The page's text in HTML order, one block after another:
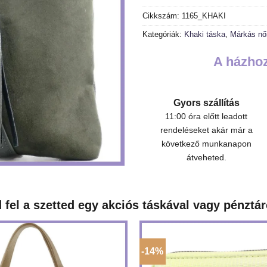
Cikkszám: 1165_KHAKI
Kategóriák: Khaki táska, Márkás
A
Gyors szállítás
11:00 óra előtt leadott
rendeléseket akár már a
következő munkanapon
átveheted.
fel a szetted egy akciós táskával vagy
-14%